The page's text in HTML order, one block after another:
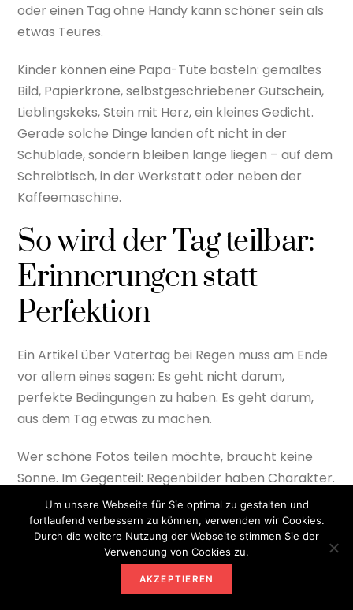
oder einen Tag ohne Handy kann schöner sein als
etwas Teures.
Kinder können eine Papa-Tüte basteln: gemaltes
Bild, Papierkrone, selbstgeschriebener Gutschein,
Lieblingskeks, Stein mit Herz, ein kleines Gedicht.
Gerade solche Dinge landen oft nicht in der
Schublade, sondern bleiben lange liegen – auf dem
Schreibtisch, in der Werkstatt oder neben der
Kaffeemaschine.
So wird der Tag teilbar:
Erinnerungen statt
Perfektion
Ein Artikel über Vatertag bei Regen muss am Ende
vor allem eines sagen: Es geht nicht darum,
perfekte Bedingungen zu haben. Es geht darum,
aus dem Tag etwas zu machen.
Wer schöne Fotos teilen möchte, braucht keine
Sonne. Im Gegenteil: Regenbilder haben Charakter.
Gummistiefel im Matsch, dampfender Kaffee,
Tropfen auf der Plane, lachende Gesichter unter
Kapuzen, ein Bollerwagen mit Regencape, ein
Teller Suppe auf der Holzbank – das sind Bilder, die
Geschichten erzählen.
Um unsere Webseite für Sie optimal zu gestalten und
fortlaufend verbessern zu können, verwenden wir Cookies.
Durch die weitere Nutzung der Webseite stimmen Sie der
Verwendung von Cookies zu.
AKZEPTIEREN